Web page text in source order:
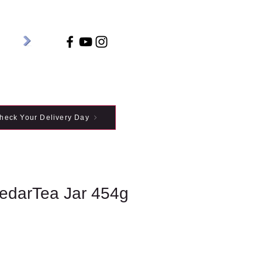
Your Delivery Day
Jar 454g